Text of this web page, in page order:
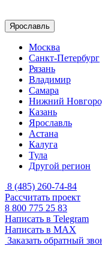
Ярославль
Москва
Санкт-Петербург
Рязань
Владимир
Самара
Нижний
Казань
Ярославль
Астана
Калуга
Тула
Другой регион
8 (485) 260-74-84
Рассчитать проект
8 800 775 25 83
Написать в Telegram
Написать в MAX
Заказать обратный